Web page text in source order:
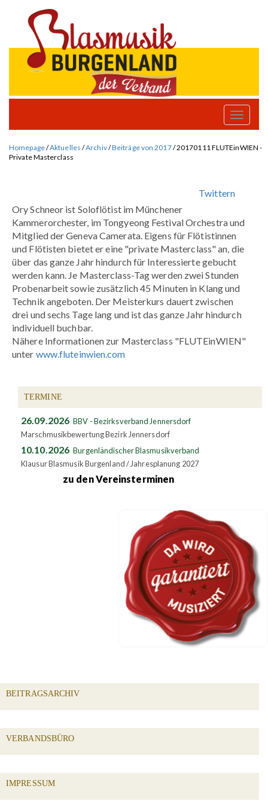
Toggle
Homepage/Aktuelles /Archiv/Beiträge von 2017/20170111 FLUTEinWIEN -
Private Masterclass
Twittern
Ory Schneor ist Soloflötist im Münchener
Kammerorchester, im Tongyeong Festival Orchestra und
Mitglied der Geneva Camerata. Eigens für Flötistinnen
und Flötisten bietet er eine "private Masterclass" an, die
über das ganze Jahr hindurch für Interessierte gebucht
werden kann. Je Masterclass-Tag werden zwei Stunden
Probenarbeit sowie zusätzlich 45 Minuten in Klang und
Technik angeboten. Der Meisterkurs dauert zwischen
drei und sechs Tage lang und ist das ganze Jahr hindurch
individuell buchbar.
Nähere Informationen zur Masterclass "FLUTEinWIEN"
unter www.fluteinwien.com
TERMINE
26.09.2026 BBV - Bezirksverband Jennersdorf
Marschmusikbewertung Bezirk Jennersdorf
10.10.2026 Burgenländischer Blasmusikverband
Klausur Blasmusik Burgenland / Jahresplanung 2027
zu den Vereinsterminen
BEITRAGSARCHIV
VERBANDSBÜRO
IMPRESSUM